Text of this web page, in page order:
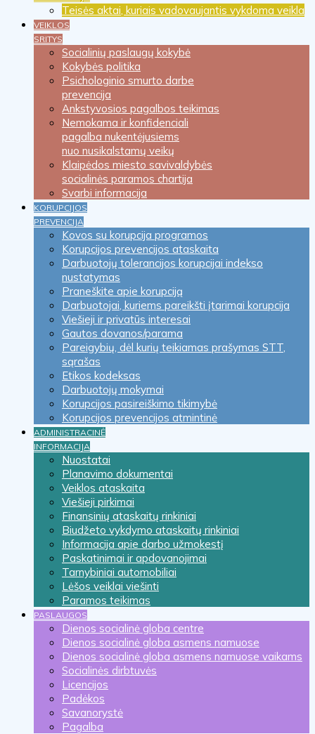
Teisės aktai, kuriais vadovaujantis vykdoma veikla
VEIKLOS
SRITYS
Socialinių paslaugų kokybė
Kokybės politika
Psichologinio smurto darbe
prevencija
Ankstyvosios pagalbos teikimas
Nemokama ir konfidenciali
pagalba nukentėjusiems
nuo nusikalstamų veikų
Klaipėdos miesto savivaldybės
socialinės paramos chartija
Svarbi informacija
KORUPCIJOS
PREVENCIJA
Kovos su korupcija programos
Korupcijos prevencijos ataskaita
Darbuotojų tolerancijos korupcijai indekso
nustatymas
Praneškite apie korupciją
Darbuotojai, kuriems pareikšti įtarimai korupcija
Viešieji ir privatūs interesai
Gautos dovanos/parama
Pareigybių, dėl kurių teikiamas prašymas STT,
sąrašas
Etikos kodeksas
Darbuotojų mokymai
Korupcijos pasireiškimo tikimybė
Korupcijos prevencijos atmintinė
ADMINISTRACINĖ
INFORMACIJA
Nuostatai
Planavimo dokumentai
Veiklos ataskaita
Viešieji pirkimai
Finansinių ataskaitų rinkiniai
Biudžeto vykdymo ataskaitų rinkiniai
Informacija apie darbo užmokestį
Paskatinimai ir apdovanojimai
Tarnybiniai automobiliai
Lėšos veiklai viešinti
Paramos teikimas
PASLAUGOS
Dienos socialinė globa centre
Dienos socialinė globa asmens namuose
Dienos socialinė globa asmens namuose vaikams
Socialinės dirbtuvės
Licencijos
Padėkos
Savanorystė
Pagalba